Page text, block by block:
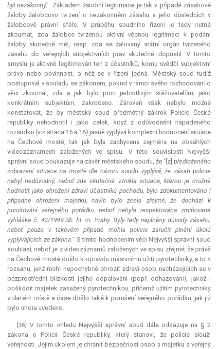
byl nezákonný". Základem žalobní legitimace je tak v případě zásahové
žaloby žalobcovo tvrzení o nezákonném zásahu a jeho důsledcích v
žalobcově právní sféře. V průběhu soudního řízení je tedy nutné
zkoumat, zda žalobce tvrzenou aktivní věcnou legitimaci k podání
žaloby skutečně měl, resp. zda se žalovaný státní orgán tvrzeného
zásahu do veřejných subjektivních práv skutečně dopustil. V tomto
smyslu je aktivně legitimován ten z účastníků, komu svědčí subjektivní
právo nebo povinnost, o něž se v řízení jedná. Městský soud tudíž
postupoval v souladu se zákonem, pokud v rámci svého rozhodování o
věci zkoumal, zda a jak bylo proti jednotlivým stěžovatelům, jako
konkrétním subjektům, zakročeno. Zároveň však nebylo možné
konstatovat, že by městský soud předmětný zákrok Policie České
republiky nehodnotil i jako celek, když z odůvodnění napadeného
rozsudku (viz strana 15 a 16) jasně vyplývá komplexní hodnocení situace
na Čechově mostě, tak jak byla zachycena zejména na obsáhlých
videozáznamech založených ve spisu. V této souvislosti Nejvyšší
správní soud poukazuje na závěr městského soudu, že "[z] předloženého
zobrazení situace na mostě dle názoru soudu vyplývá, že zásah policie
nebyl nedůvodný, neboť zde skutečně vznikla situace, kterou je možné
hodnotit jako ohrožení zdraví účastníků pochodu, bylo zdokumentováno i
případné ohrožení majetku, navíc bylo zcela zřejmé, že dochází k
porušování veřejného pořádku, neboť nebyla respektována zmiňovaná
vyhláška č. 42/1999 Sb. hl. m. Prahy. Byly tedy naplněny důvody zásahu,
neboť pouze v takovém případě mohla policie zaručit plnění úkolů
vyplývajících ze zákona." S tímto hodnocením věci Nejvyšší správní soud
souhlasí, neboť je z videozáznamů založených ve spisu zřejmé, že právě
na Čechově mostě došlo k opravdu masivnímu užití pyrotechniky, a to v
rozsahu, jenž mohl nepochybně ohrozit zdraví osob nacházejících se v
bezprostřední blízkosti jejího odpalování (popř. odhazování), jakož i
poškodit majetek zasažený pyrotechnikou, přičemž užitím pyrotechniky
v daném místě a čase došlo také k porušení veřejného pořádku, jak již
bylo shora uvedeno.
[36] V tomto ohledu Nejvyšší správní soud dále odkazuje na § 2
zákona o Policii České republiky, který stanoví, že policie slouží
veřejnosti. Jejím úkolem je chránit bezpečnost osob a majetku a veřejný